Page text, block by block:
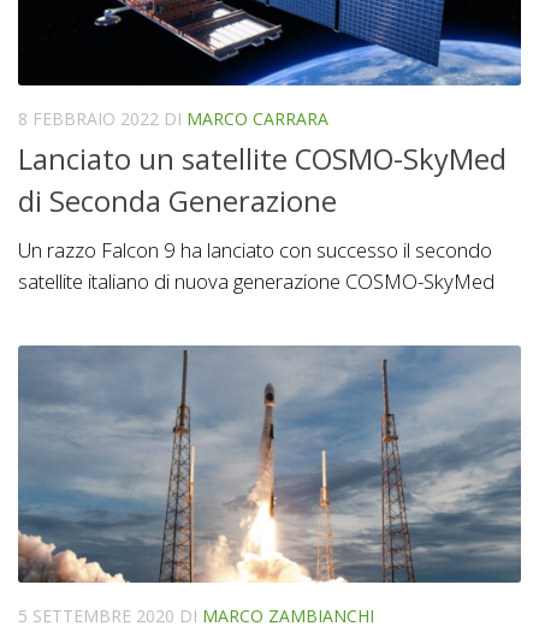
8 FEBBRAIO 2022 DI MARCO CARRARA
Lanciato un satellite COSMO-SkyMed
di Seconda Generazione
Un razzo Falcon 9 ha lanciato con successo il secondo
satellite italiano di nuova generazione COSMO-SkyMed
5 SETTEMBRE 2020 DI MARCO ZAMBIANCHI